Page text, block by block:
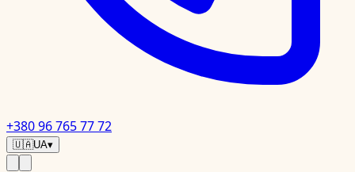
+380 96 765 77 72
🇺🇦UA▾